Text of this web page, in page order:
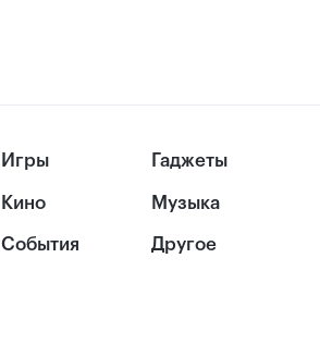
Игры
Кино
События
Гаджеты
Музыка
Другое